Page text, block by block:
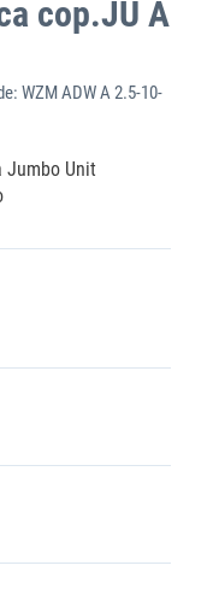
cop.JU A
WZM ADW A 2.5-10-
Jumbo Unit